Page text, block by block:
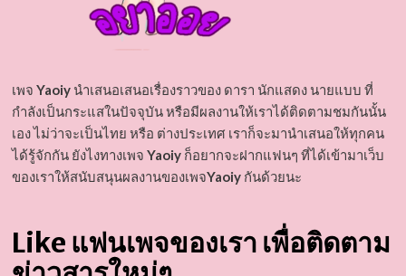
เพจ Yaoiyนำเสนอเสนอเรื่องราวของ ดารา นักแสดง นายแบบ ที่
กำลังเป็นกระแสในปัจจุบัน หรือมีผลงานให้เราได้ติดตามชมกันนั้น
เอง ไม่ว่าจะเป็นไทย หรือ ต่างประเทศ เราก็จะมานำเสนอให้ทุกคน
ได้รู้จักกัน ยังไงทางเพจ Yaoiyก็อยากจะฝากแฟนๆ ที่ได้เข้ามาเว็บ
ของเราให้สนับสนุนผลงานของเพจYaoiyกันด้วยนะ
Like แฟนเพจของเรา เพื่อติดตาม